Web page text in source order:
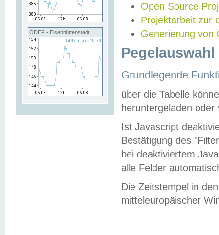
ODER - Eisenhüttenstadt
Open Source
Projektarbeit zur
Generierung von
Grundlegende
über die Tabelle
heruntergeladen oder
Ist Javascript
Bestätigung des
bei deaktiviertem
alle Felder
Die Zeitstempel in
mitteleuropäischer